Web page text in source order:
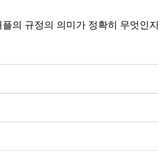
의 규정의 의미가 정확히 무엇인